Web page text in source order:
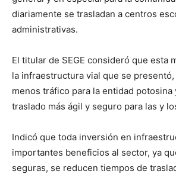
diariamente se trasladan a centros
administrativas.
El titular de SEGE consideró que esta
la infraestructura vial que se
menos tráfico para la entidad potosina
traslado más ágil y seguro para las y
Indicó que toda inversión en
importantes beneficios al sector, ya
seguras, se reducen tiempos de